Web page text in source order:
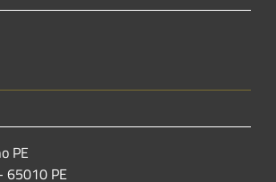
PE
65010 PE